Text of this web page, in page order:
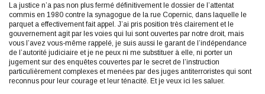
La justice n’a pas non plus fermé définitivement le dossier de l’attentat
commis en 1980 contre la synagogue de la rue Copernic, dans laquelle le
parquet a effectivement fait appel. J’ai pris position très clairement et le
gouvernement agit par les voies qui lui sont ouvertes par notre droit, mais
vous l’avez vous-même rappelé, je suis aussi le garant de l’indépendance
de l’autorité judiciaire et je ne peux ni me substituer à elle, ni porter un
jugement sur des enquêtes couvertes par le secret de l’instruction
particulièrement complexes et menées par des juges antiterroristes qui sont
reconnus pour leur courage et leur ténacité. Et je veux ici les saluer.